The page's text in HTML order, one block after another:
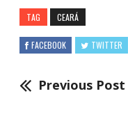
TAG CEARÁ
FACEBOOK TWITTER
Previous Post